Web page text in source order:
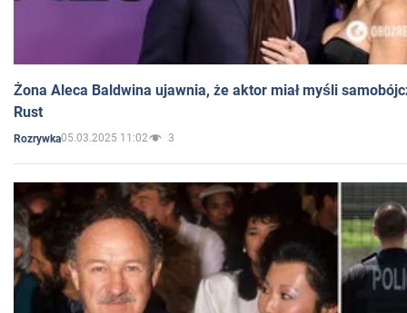
Żona Aleca Baldwina ujawnia, że aktor miał myśli
Rust
Rozrywka05.03.2025 11:02 3